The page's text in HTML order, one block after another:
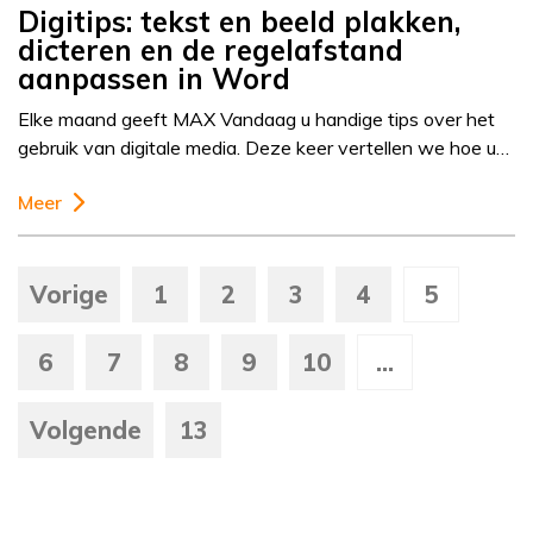
Digitips: tekst en beeld plakken,
dicteren en de regelafstand
aanpassen in Word
Elke maand geeft MAX Vandaag u handige tips over het
gebruik van digitale media. Deze keer vertellen we hoe u…
Meer
Vorige 1 2 3 4 5
6 7 8 9 10 ...
Volgende 13